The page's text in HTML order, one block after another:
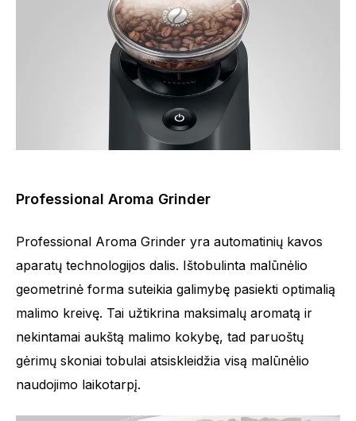
Professional Aroma Grinder
Professional Aroma Grinder yra automatinių kavos
aparatų technologijos dalis. Ištobulinta malūnėlio
geometrinė forma suteikia galimybę pasiekti optimalią
malimo kreivę. Tai užtikrina maksimalų aromatą ir
nekintamai aukštą malimo kokybę, tad paruoštų
gėrimų skoniai tobulai atsiskleidžia visą malūnėlio
naudojimo laikotarpį.